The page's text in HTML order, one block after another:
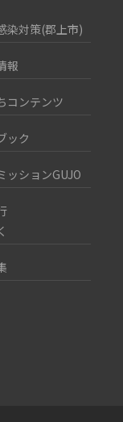
染対策(郡上市)
報
コンテンツ
ック
ッションGUJO